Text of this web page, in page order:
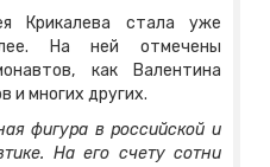
Крикалева стала уже
На ней отмечены
как Валентина
и многих других.
фигура в российской и
На его счету сотни